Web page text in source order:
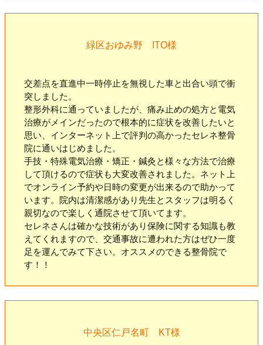
緑区おゆみ野 ITO様
交差点を直進中一時停止を無視した車と出合い頭で衝
突しました。
整形外科に通っていましたが、痛み止めの処方と電気
治療がメインだったので根本的に症状を改善したいと
思い、インターネット上で評判の高かったセレネ整骨
院に通いはじめました。
手技・特殊電気治療・矯正・鍼灸と様々な方法で治療
して頂けるので症状も大変改善されました。ネット上
でオンライン予約や日時の変更が出来るので助かって
います。院内は清潔感があり先生とスタッフは明るく
親切なので楽しく通院させて頂いてます。
セレネさんは確かな技術があり保険に関する知識も教
えてくれますので、交通事故に遭われた方はぜひ一度
足を運んでみて下さい。オススメのできる整骨院で
す！！
中央区仁戸名町 KT様